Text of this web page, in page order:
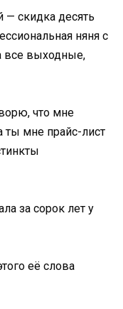
скидка десять
няня с
все выходные,
что мне
ты мне прайс-лист
за сорок лет у
её слова